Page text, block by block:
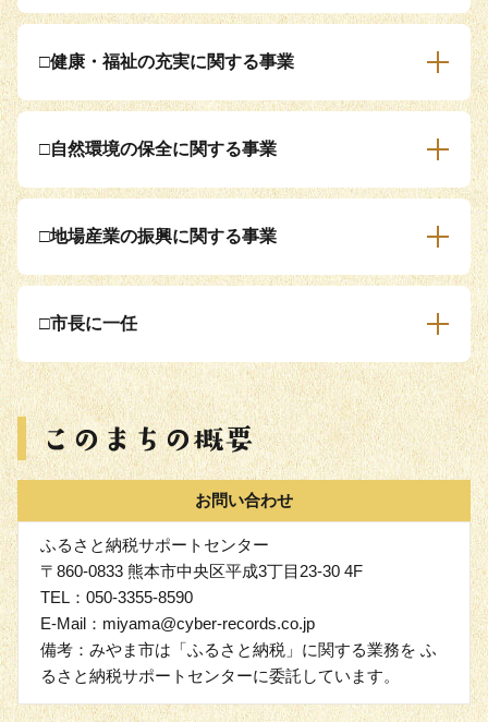
□健康・福祉の充実に関する事業
□自然環境の保全に関する事業
□地場産業の振興に関する事業
□市長に一任
お問い合わせ
ふるさと納税サポートセンター
〒860-0833 熊本市中央区平成3丁目23-30 4F
TEL：050-3355-8590
E-Mail：miyama@cyber-records.co.jp
備考：みやま市は「ふるさと納税」に関する業務を ふ
るさと納税サポートセンターに委託しています。